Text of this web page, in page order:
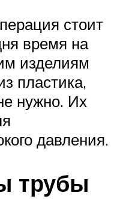
стоит
время на
изделиям
пластика,
нужно. Их
давления.
трубы